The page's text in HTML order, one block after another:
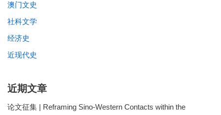
澳门文史
社科文学
经济史
近现代史
近期文章
论文征集 | Reframing Sino-Western Contacts within the